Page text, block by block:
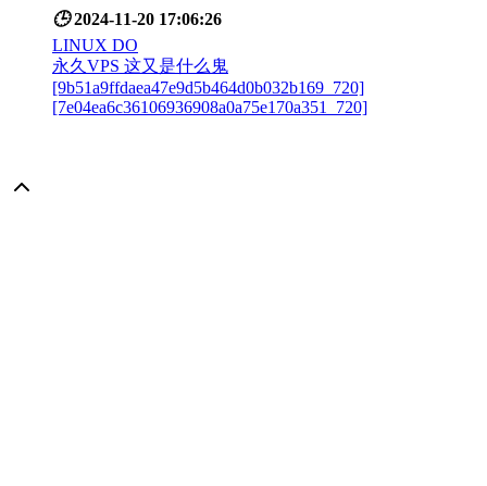
🕒 2024-11-20 17:06:26
LINUX DO
永久VPS 这又是什么鬼
[9b51a9ffdaea47e9d5b464d0b032b169_720]
[7e04ea6c36106936908a0a75e170a351_720]